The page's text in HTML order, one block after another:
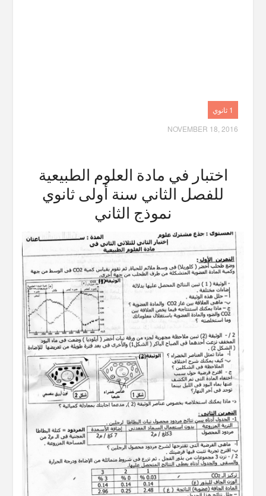
1 ثانوي
NOVEMBER 18, 2016
اختبار في مادة العلوم الطبيعية
للفصل الثاني سنة أولى ثانوي
نموذج الثاني